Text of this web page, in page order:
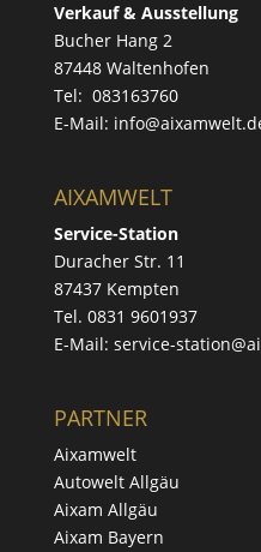
Verkauf & Ausstellung
Bucher Hang 2
87448 Waltenhofen
Tel: 083163760
E-Mail:
AIXAMWELT
Service-Station
Duracher Str. 11
87437 Kempten
Tel. 0831 9601937
E-Mail: service-
PARTNER
Aixamwelt
Autowelt Allgäu
Aixam Allgäu
Aixam Bayern